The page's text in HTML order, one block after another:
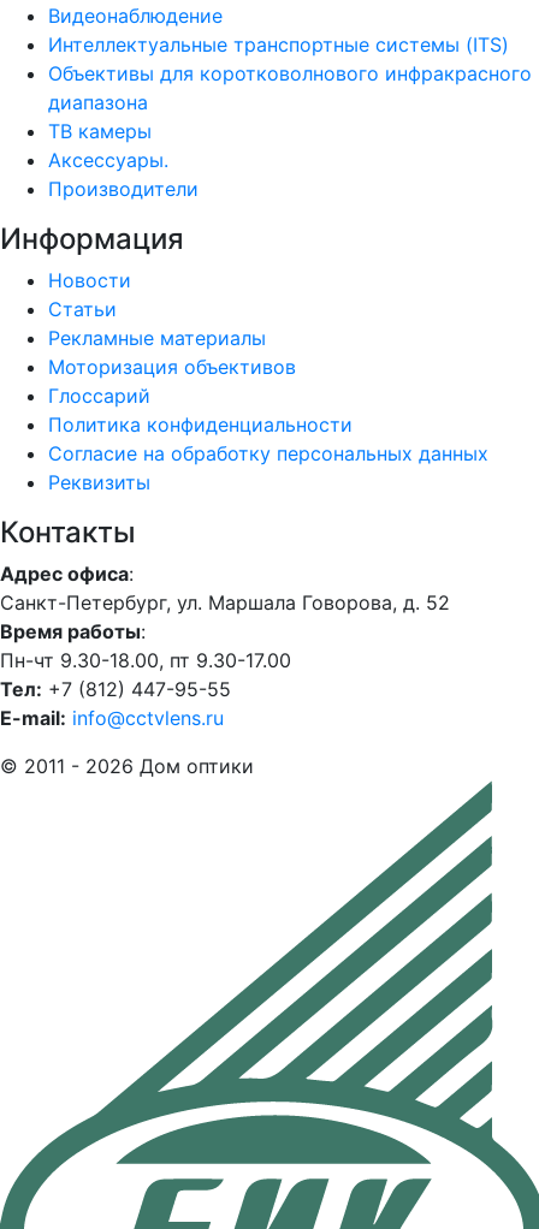
Видеонаблюдение
Интеллектуальные транспортные системы (ITS)
Объективы для коротковолнового инфракрасного
диапазона
ТВ камеры
Аксессуары.
Производители
Информация
Новости
Статьи
Рекламные материалы
Моторизация объективов
Глоссарий
Политика конфиденциальности
Согласие на обработку персональных данных
Реквизиты
Контакты
Адрес офиса:
Санкт-Петербург, ул. Маршала Говорова, д. 52
Время работы:
Пн-чт 9.30-18.00, пт 9.30-17.00
Тел: +7 (812) 447-95-55
E-mail: info@cctvlens.ru
© 2011 - 2026 Дом оптики